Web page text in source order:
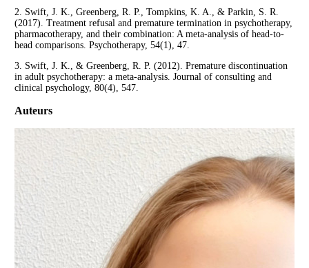
2. Swift, J. K., Greenberg, R. P., Tompkins, K. A., & Parkin, S. R.
(2017). Treatment refusal and premature termination in psychotherapy,
pharmacotherapy, and their combination: A meta-analysis of head-to-
head comparisons. Psychotherapy, 54(1), 47.
3. Swift, J. K., & Greenberg, R. P. (2012). Premature discontinuation
in adult psychotherapy: a meta-analysis. Journal of consulting and
clinical psychology, 80(4), 547.
Auteurs